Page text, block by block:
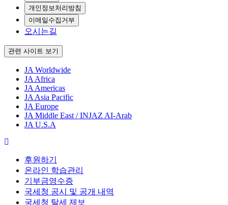
개인정보처리방침
이메일수집거부
오시는길
관련 사이트 보기
JA Worldwide
JA Africa
JA Americas
JA Asia Pacific
JA Europe
JA Middle East / INJAZ AI-Arab
JA U.S.A
후원하기
온라인 학습관리
기부금영수증
국세청 공시 및 공개 내역
국세청 탈세 제보